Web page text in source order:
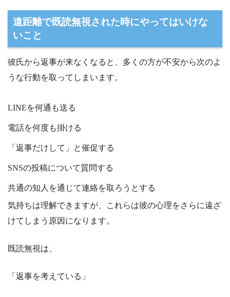
遠距離で既読無視された時にやってはいけな
いこと
彼氏から返事が来なくなると、多くの方が不安から次のよ
うな行動を取ってしまいます。
LINEを何通も送る
電話を何度も掛ける
「返事だけして」と催促する
SNSの投稿について質問する
共通の知人を通じて連絡を取ろうとする
気持ちは理解できますが、これらは彼の心理をさらに遠ざ
けてしまう原因になります。
既読無視は、
「返事を考えている」